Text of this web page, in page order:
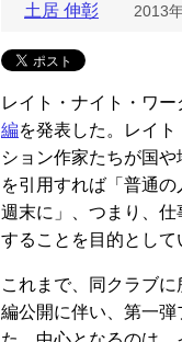
土居 伸彰 2013
レイト・ナイト・ワ
編を発表した。レイ
ション作家たちが国
を引用すれば「普通
週末に」、つまり、
することを目的として
これまで、同クラブ
編公開に伴い、第一